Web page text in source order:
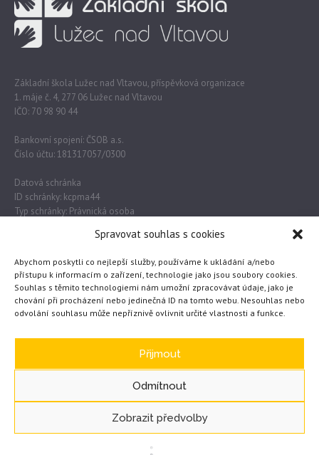
Spravovat souhlas s cookies
Abychom poskytli co nejlepší služby, používáme k ukládání a/nebo
přístupu k informacím o zařízení, technologie jako jsou soubory cookies.
Souhlas s těmito technologiemi nám umožní zpracovávat údaje, jako je
chování při procházení nebo jedinečná ID na tomto webu. Nesouhlas nebo
odvolání souhlasu může nepříznivě ovlivnit určité vlastnosti a funkce.
Přijmout
Odmítnout
Zobrazit předvolby
Základní škola Lužec nad Vltavou, příspěvková organizace
1. máje č. 4, 277 06 Lužec nad Vltavou
IČO: 70 98 90 44
Bankovní spojení: ČSOB a.s.
Číslo účtu: 181317057/0300
Datová schránka
ID schránky: kcpma44
Typ schránky: Právnická osoba
Obec Lužec nad Vltavou
MŠMT